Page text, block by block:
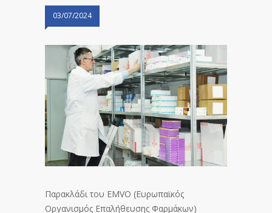
03/07/2024
Παρακλάδι του EMVO (Ευρωπαϊκός
Οργανισμός Επαλήθευσης Φαρμάκων)